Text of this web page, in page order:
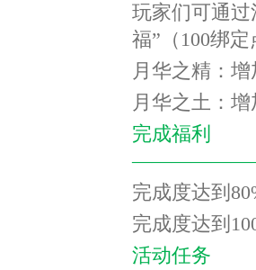
玩家们可通过
福”（ 100绑定
月华之精：增
月华之土：增
完成福利
完成度达到
完成度达到
活动任务